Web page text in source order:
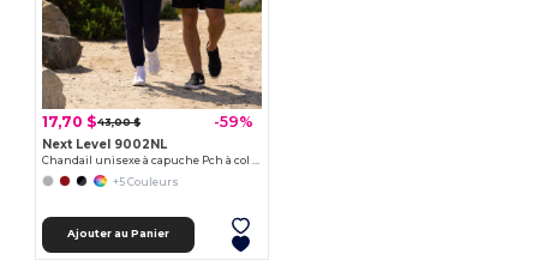
17,70 $43,00 $ -59%
Next Level 9002NL
+5 Couleurs
Ajouter au Panier